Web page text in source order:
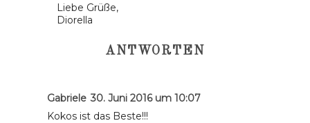
Liebe Grüße,
Diorella
ANTWORTEN
Gabriele 30. Juni 2016 um 10:07
Kokos ist das Beste!!!